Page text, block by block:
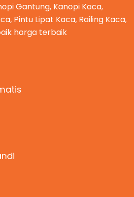
Gantung, Kanopi Kaca,
Pintu Lipat Kaca, Railing Kaca,
harga terbaik